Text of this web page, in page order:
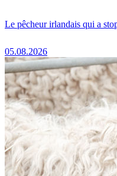
Le pêcheur irlandais qui a
05.08.2026